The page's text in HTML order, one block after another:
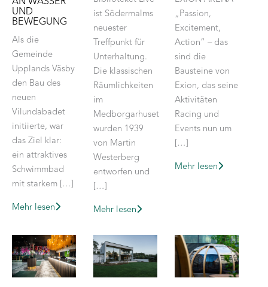
UND
BEWEGUNG
Als die
Gemeinde
Upplands Väsby
den Bau des
neuen
Vilundabadet
initiierte, war
das Ziel klar:
ein attraktives
Schwimmbad
mit starkem […]
Mehr lesen
ist Södermalms
neuester
Treffpunkt für
Unterhaltung.
Die klassischen
Räumlichkeiten
im
Medborgarhuset
wurden 1939
von Martin
Westerberg
entworfen und
[…]
Mehr lesen
„Passion,
Excitement,
Action“ – das
sind die
Bausteine von
Exion, das seine
Aktivitäten
Racing und
Events nun um
[…]
Mehr lesen